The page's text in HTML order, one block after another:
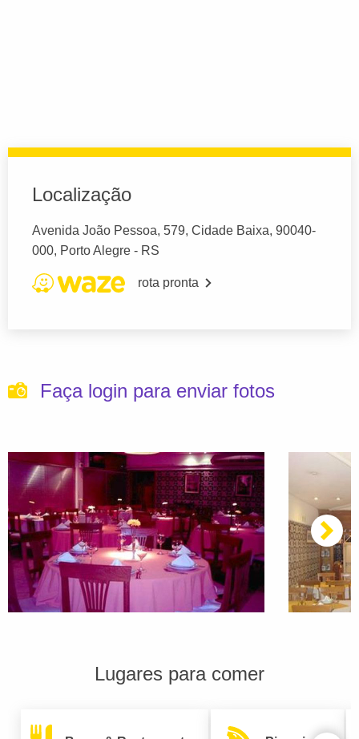
Localização
Avenida João Pessoa, 579, Cidade Baixa, 90040-
000, Porto Alegre - RS
rota pronta
Faça login para enviar fotos
Lugares para comer